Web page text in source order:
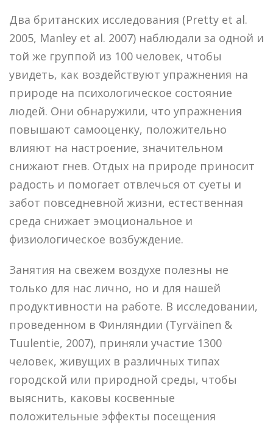
Два британских исследования (Pretty et al.
2005, Manley et al. 2007) наблюдали за одной и
той же группой из 100 человек, чтобы
увидеть, как воздействуют упражнения на
природе на психологическое состояние
людей. Они обнаружили, что упражнения
повышают самооценку, положительно
влияют на настроение, значительном
снижают гнев. Отдых на природе приносит
радость и помогает отвлечься от суеты и
забот повседневной жизни, естественная
среда снижает эмоциональное и
физиологическое возбуждение.
Занятия на свежем воздухе полезны не
только для нас лично, но и для нашей
продуктивности на работе. В исследовании,
проведенном в Финляндии (Tyrväinen &
Tuulentie, 2007), приняли участие 1300
человек, живущих в различных типах
городской или природной среды, чтобы
выяснить, каковы косвенные
положительные эффекты посещения